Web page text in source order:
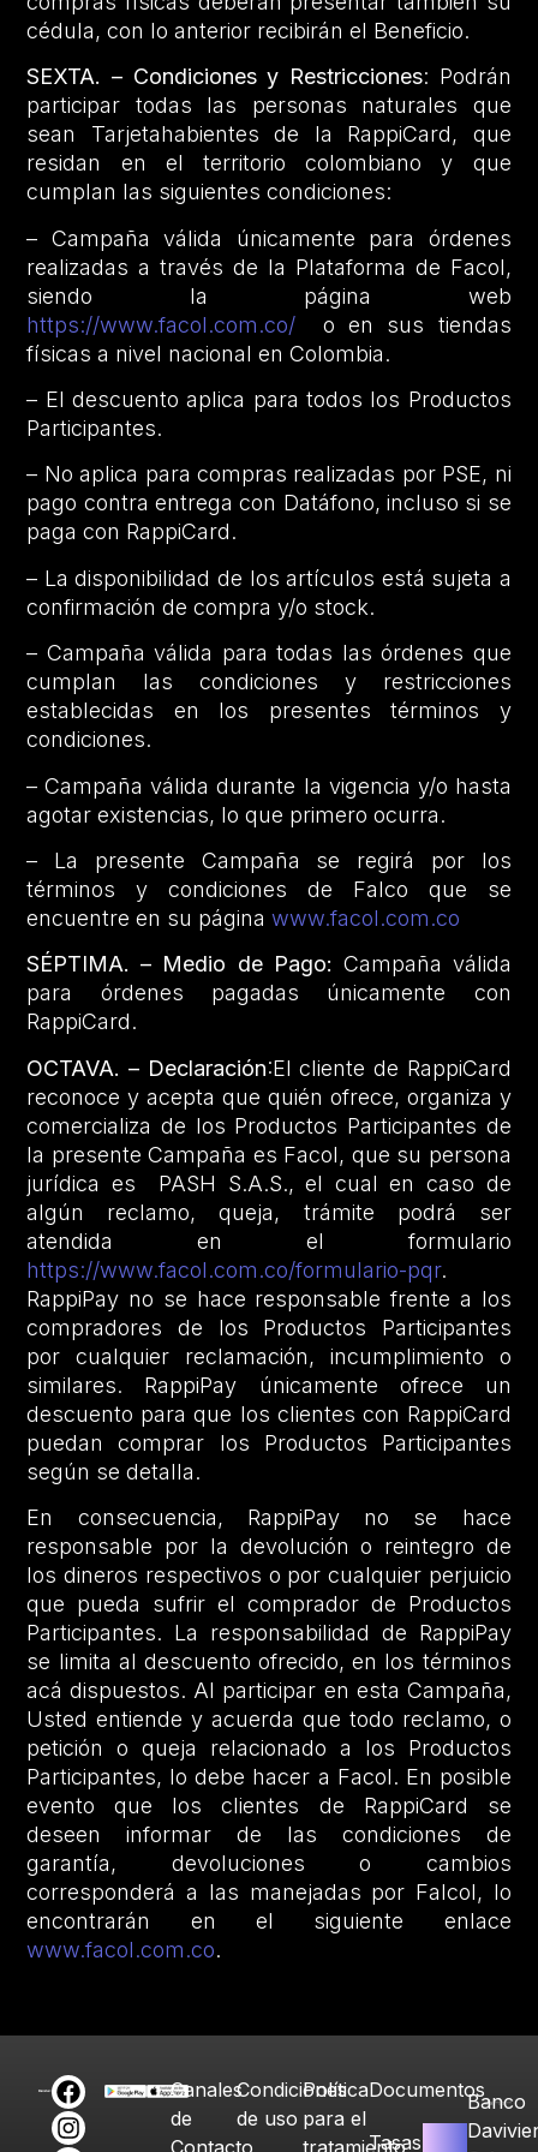
cédula, con lo anterior recibirán el Beneficio.
SEXTA. – Condiciones y Restricciones: Podrán
participar todas las personas naturales que
sean Tarjetahabientes de la RappiCard, que
residan en el territorio colombiano y que
cumplan las siguientes condiciones:
– Campaña válida únicamente para órdenes
realizadas a través de la Plataforma de Facol,
siendo la página web
https://www.facol.com.co/ o en sus tiendas
físicas a nivel nacional en Colombia.
– El descuento aplica para todos los Productos
Participantes.
– No aplica para compras realizadas por PSE, ni
pago contra entrega con Datáfono, incluso si se
paga con RappiCard.
– La disponibilidad de los artículos está sujeta a
confirmación de compra y/o stock.
– Campaña válida para todas las órdenes que
cumplan las condiciones y restricciones
establecidas en los presentes términos y
condiciones.
– Campaña válida durante la vigencia y/o hasta
agotar existencias, lo que primero ocurra.
– La presente Campaña se regirá por los
términos y condiciones de Falco que se
encuentre en su páginawww.facol.com.co
SÉPTIMA. – Medio de Pago: Campaña válida
para órdenes pagadas únicamente con
RappiCard.
OCTAVA. – Declaración:El cliente de RappiCard
reconoce y acepta que quién ofrece, organiza y
comercializa de los Productos Participantes de
la presente Campaña es Facol, que su persona
jurídica es PASH S.A.S., el cual en caso de
algún reclamo, queja, trámite podrá ser
atendida en el formulario
https://www.facol.com.co/formulario-pqr.
RappiPay no se hace responsable frente a los
compradores de los Productos Participantes
por cualquier reclamación, incumplimiento o
similares. RappiPay únicamente ofrece un
descuento para que los clientes con RappiCard
puedan comprar los Productos Participantes
según se detalla.
En consecuencia, RappiPay no se hace
responsable por la devolución o reintegro de
los dineros respectivos o por cualquier perjuicio
que pueda sufrir el comprador de Productos
Participantes. La responsabilidad de RappiPay
se limita al descuento ofrecido, en los términos
acá dispuestos. Al participar en esta Campaña,
Usted entiende y acuerda que todo reclamo, o
petición o queja relacionado a los Productos
Participantes, lo debe hacer a Facol. En posible
evento que los clientes de RappiCard se
deseen informar de las condiciones de
garantía, devoluciones o cambios
corresponderá a las manejadas por Falcol, lo
encontrarán en el siguiente enlace
www.facol.com.co.
Canales
de
Contacto
Condiciones
de uso
Política
para el
tratamiento
Documentos
Tasas
Banco